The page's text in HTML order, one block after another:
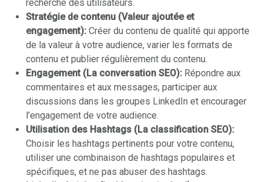
recherche des utilisateurs.
Stratégie de contenu (Valeur ajoutée et
engagement): Créer du contenu de qualité qui apporte
de la valeur à votre audience, varier les formats de
contenu et publier régulièrement du contenu.
Engagement (La conversation SEO): Répondre aux
commentaires et aux messages, participer aux
discussions dans les groupes LinkedIn et encourager
l’engagement de votre audience.
Utilisation des Hashtags (La classification SEO):
Choisir les hashtags pertinents pour votre contenu,
utiliser une combinaison de hashtags populaires et
spécifiques, et ne pas abuser des hashtags.